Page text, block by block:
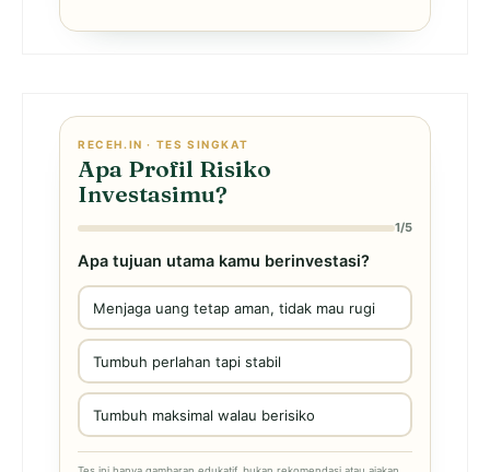
RECEH.IN · TES SINGKAT
Apa Profil Risiko
Investasimu?
1/5
Apa tujuan utama kamu berinvestasi?
Menjaga uang tetap aman, tidak mau rugi
Tumbuh perlahan tapi stabil
Tumbuh maksimal walau berisiko